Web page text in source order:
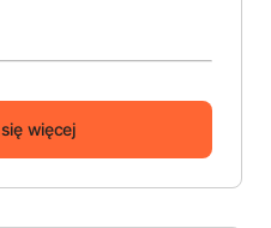
więcej